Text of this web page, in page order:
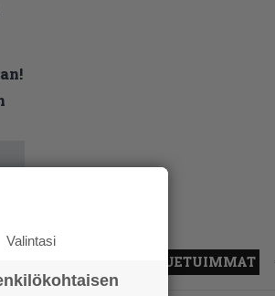
LUETUIMMAT
Valintasi